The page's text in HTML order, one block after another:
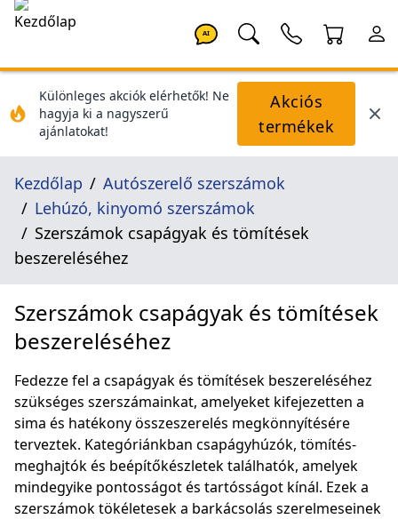
AI
Különleges akciók elérhetők! Ne
hagyja ki a nagyszerű
ajánlatokat!
Akciós
termékek
Kezdőlap
Autószerelő szerszámok
Lehúzó, kinyomó szerszámok
Szerszámok csapágyak és tömítések
beszereléséhez
Szerszámok csapágyak és tömítések
beszereléséhez
Fedezze fel a csapágyak és tömítések beszereléséhez
szükséges szerszámainkat, amelyeket kifejezetten a
sima és hatékony összeszerelés megkönnyítésére
terveztek. Kategóriánkban csapágyhúzók, tömítés-
meghajtók és beépítőkészletek találhatók, amelyek
mindegyike pontosságot és tartósságot kínál. Ezek a
szerszámok tökéletesek a barkácsolás szerelmeseinek